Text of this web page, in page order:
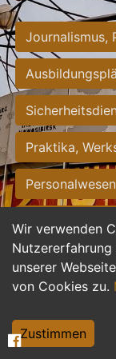
Wir verwenden
unserer
von Cookies zu.
Zustimmen
Journalismus,
Praktika,
Personalwesen
Hilfskräfte,
Einkauf,
Weiterbildung,
Tourismus